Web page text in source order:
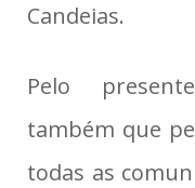
Candeias.
Pelo
também que
todas as